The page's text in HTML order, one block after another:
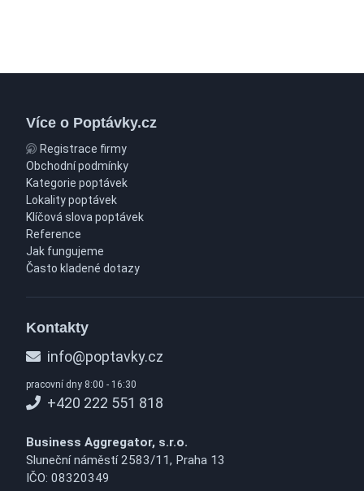
Více o Poptávky.cz
Registrace firmy
Obchodní podmínky
Kategorie poptávek
Lokality poptávek
Klíčová slova poptávek
Reference
Jak fungujeme
Často kladené dotazy
Kontakty
info@poptavky.cz
pracovní dny 8:00 - 16:30
+420 222 551 818
Business Aggregator, s.r.o.
Sluneční náměstí 2583/11, Praha 13
IČO: 08320349